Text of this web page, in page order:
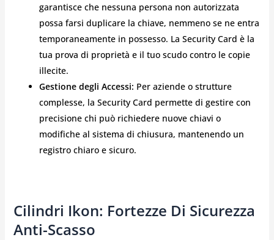
garantisce che nessuna persona non autorizzata
possa farsi duplicare la chiave, nemmeno se ne entra
temporaneamente in possesso. La Security Card è la
tua prova di proprietà e il tuo scudo contro le copie
illecite.
Gestione degli Accessi: Per aziende o strutture
complesse, la Security Card permette di gestire con
precisione chi può richiedere nuove chiavi o
modifiche al sistema di chiusura, mantenendo un
registro chiaro e sicuro.
Cilindri Ikon: Fortezze Di Sicurezza
Anti-Scasso